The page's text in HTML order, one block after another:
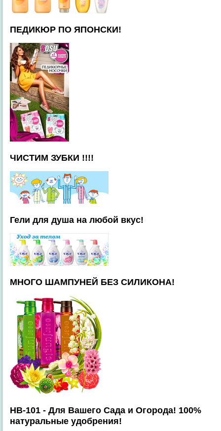
ПЕДИКЮР ПО ЯПОНСКИ!
ЧИСТИМ ЗУБКИ !!!!
Гели для душа на любой вкус!
МНОГО ШАМПУНЕЙ БЕЗ СИЛИКОНА!
HB-101 - Для Вашего Сада и Огорода! 100%
натуральные удобрения!